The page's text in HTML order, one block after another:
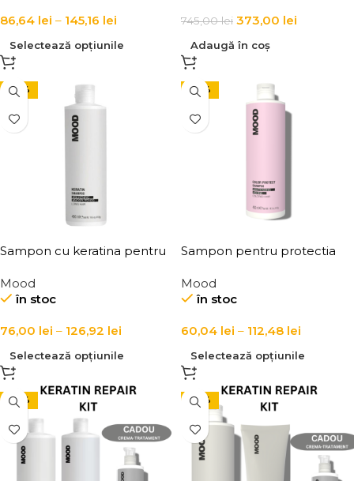
86,64 lei – 145,16 lei
Selectează opțiunile
745,00lei 373,00 lei
Adaugă în coș
-24%
Sampon cu keratina pentru
Keratin Long Hair Shampoo
Mood
în stoc
76,00 lei – 126,92 lei
Selectează opțiunile
-24%
Sampon pentru protectia
Protect Shampoo
Mood
în stoc
60,04 lei – 112,48 lei
Selectează opțiunile
-24% -24%